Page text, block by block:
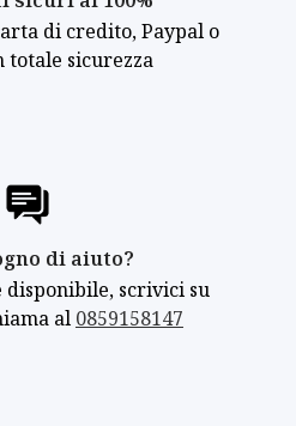
di credito, Paypal o
totale sicurezza
di aiuto?
disponibile, scrivici su
al 0859158147